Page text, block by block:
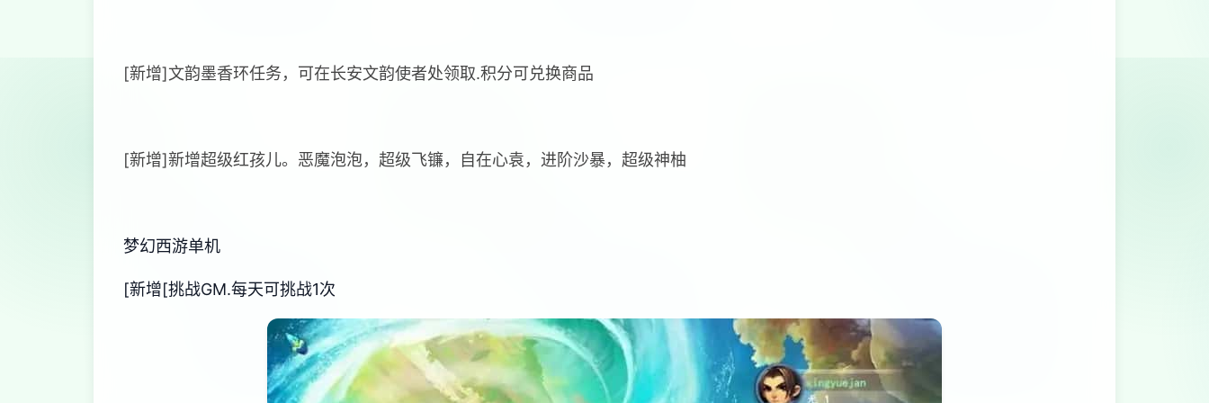
[新增]文韵墨香环任务，可在长安文韵使者处领取.积分可兑换商品
[新增]新增超级红孩儿。恶魔泡泡，超级飞镰，自在心袁，进阶沙暴，超级神柚
梦幻西游单机
[新增[挑战GM.每天可挑战1次